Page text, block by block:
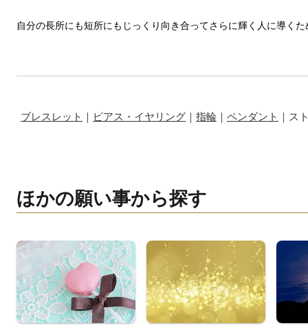
自分の長所にも短所にもじっくり向き合ってさらに輝く人に導く
ブレスレット ｜ ピアス・イヤリング ｜ 指輪 ｜ ペンダント ｜ス
ほかの願い事から探す